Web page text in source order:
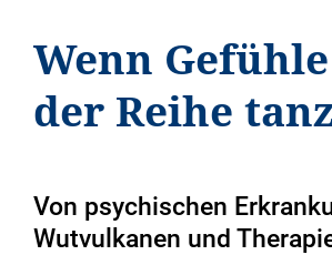
Wenn
der Reihe
Von psychischen
Wutvulkanen und